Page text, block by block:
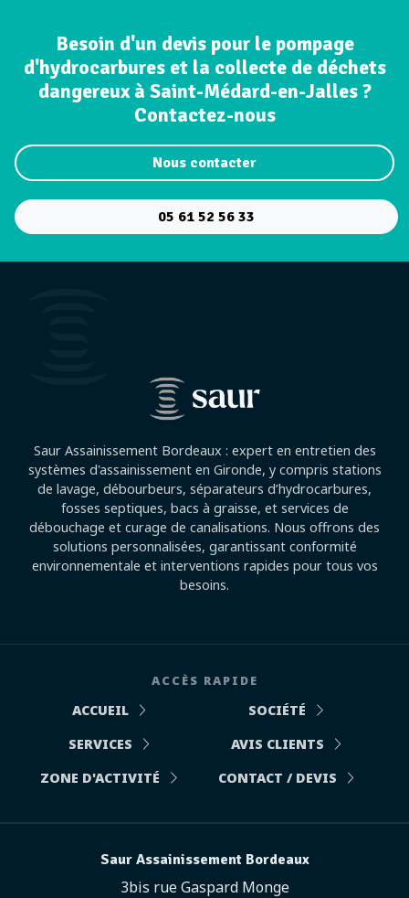
Besoin d'un devis pour le pompage
d'hydrocarbures et la collecte de déchets
dangereux à Saint-Médard-en-Jalles ?
Contactez-nous
Nous contacter
05 61 52 56 33
Saur Assainissement Bordeaux : expert en entretien des
systèmes d'assainissement en Gironde, y compris stations
de lavage, débourbeurs, séparateurs d’hydrocarbures,
fosses septiques, bacs à graisse, et services de
débouchage et curage de canalisations. Nous offrons des
solutions personnalisées, garantissant conformité
environnementale et interventions rapides pour tous vos
besoins.
ACCÈS RAPIDE
ACCUEIL
SOCIÉTÉ
SERVICES
AVIS CLIENTS
ZONE D'ACTIVITÉ
CONTACT / DEVIS
Saur Assainissement Bordeaux
3bis rue Gaspard Monge